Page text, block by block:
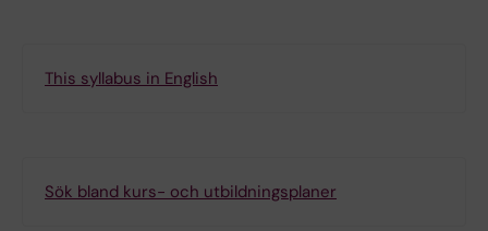
This syllabus in English
Sök bland kurs- och utbildningsplaner